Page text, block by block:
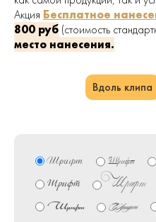
телефонов).
- с первых слов
почерку;
- использует
Комплектация :
подарочная коробка и
Акция Бесплатное
800 руб (стоимость
место нанесения.
Вдоль клипа
Шрифт Шрифт
Шрифт Шрифт
Шрифт Шрифт